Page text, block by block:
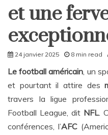
et une
24 janvier 2025 8 min read
Le football américain , un
et pourtant il attire des
travers la ligue
Football League, dit NFL.
conférences, l’AFC